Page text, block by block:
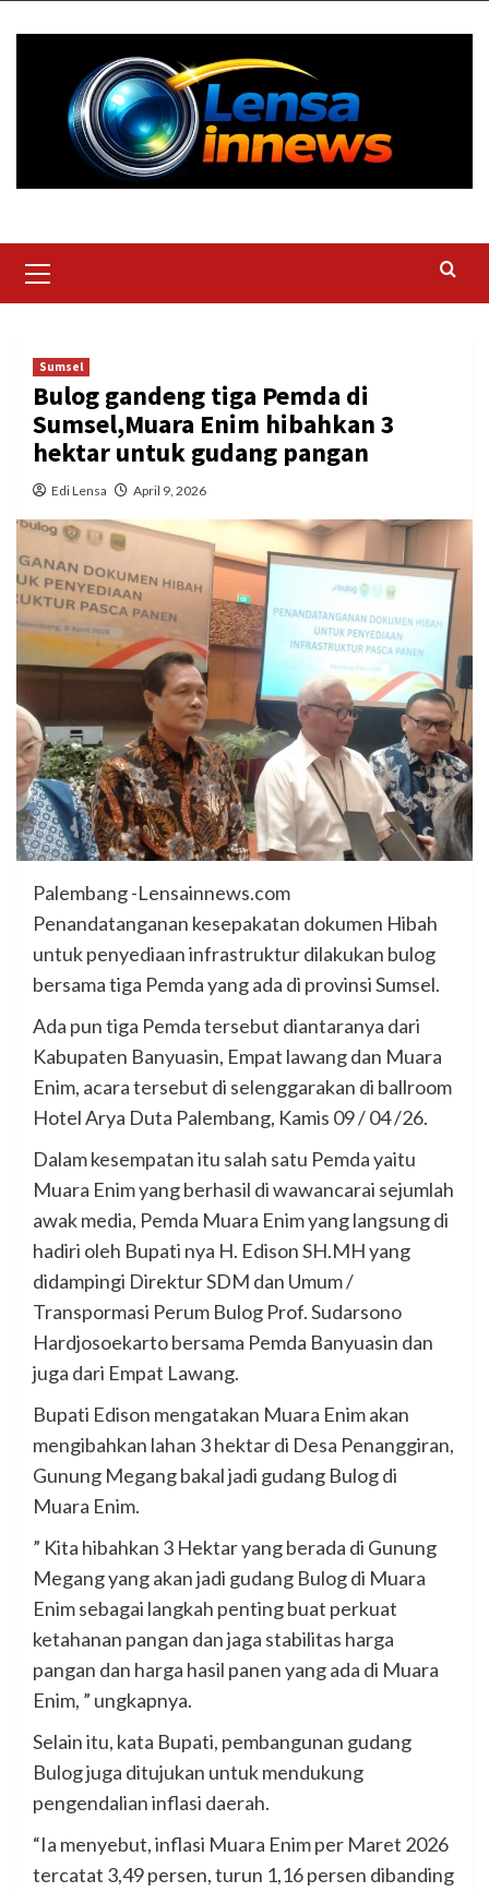
Menu
Sumsel
Bulog gandeng tiga Pemda di
Sumsel,Muara Enim hibahkan 3
hektar untuk gudang pangan
Edi Lensa April 9, 2026
Palembang -Lensainnews.com
Penandatanganan kesepakatan dokumen Hibah
untuk penyediaan infrastruktur dilakukan bulog
bersama tiga Pemda yang ada di provinsi Sumsel.
Ada pun tiga Pemda tersebut diantaranya dari
Kabupaten Banyuasin, Empat lawang dan Muara
Enim, acara tersebut di selenggarakan di ballroom
Hotel Arya Duta Palembang, Kamis 09 / 04 /26.
Dalam kesempatan itu salah satu Pemda yaitu
Muara Enim yang berhasil di wawancarai sejumlah
awak media, Pemda Muara Enim yang langsung di
hadiri oleh Bupati nya H. Edison SH.MH yang
didampingi Direktur SDM dan Umum /
Transpormasi Perum Bulog Prof. Sudarsono
Hardjosoekarto bersama Pemda Banyuasin dan
juga dari Empat Lawang.
Bupati Edison mengatakan Muara Enim akan
mengibahkan lahan 3 hektar di Desa Penanggiran,
Gunung Megang bakal jadi gudang Bulog di
Muara Enim.
” Kita hibahkan 3 Hektar yang berada di Gunung
Megang yang akan jadi gudang Bulog di Muara
Enim sebagai langkah penting buat perkuat
ketahanan pangan dan jaga stabilitas harga
pangan dan harga hasil panen yang ada di Muara
Enim, ” ungkapnya.
Selain itu, kata Bupati, pembangunan gudang
Bulog juga ditujukan untuk mendukung
pengendalian inflasi daerah.
“Ia menyebut, inflasi Muara Enim per Maret 2026
tercatat 3,49 persen, turun 1,16 persen dibanding